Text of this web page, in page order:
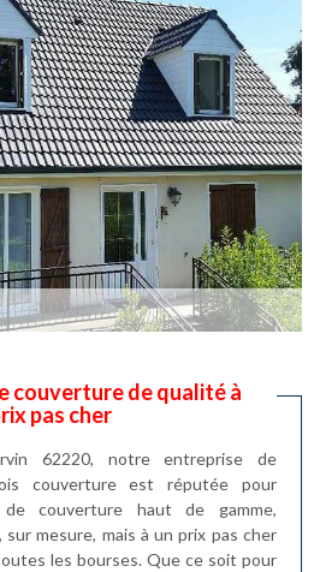
couverture de qualité à
pas cher
62220, notre entreprise de
couverture est réputée pour
couverture haut de gamme,
mesure, mais à un prix pas cher
les bourses. Que ce soit pour